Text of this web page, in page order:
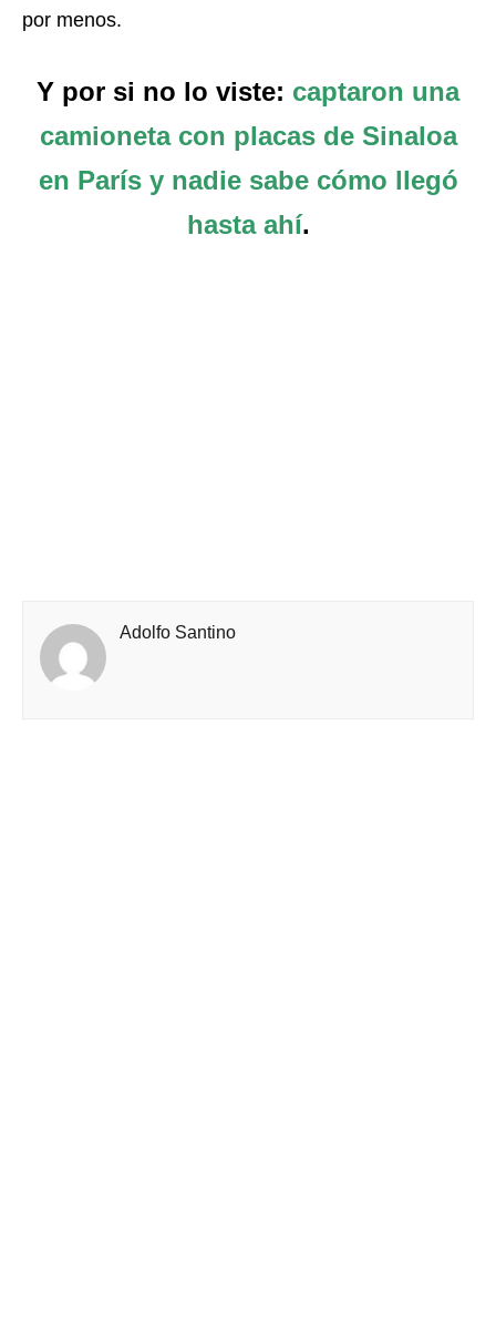
por menos.
Y por si no lo viste: captaron una
camioneta con placas de Sinaloa
en París y nadie sabe cómo llegó
hasta ahí.
Adolfo Santino